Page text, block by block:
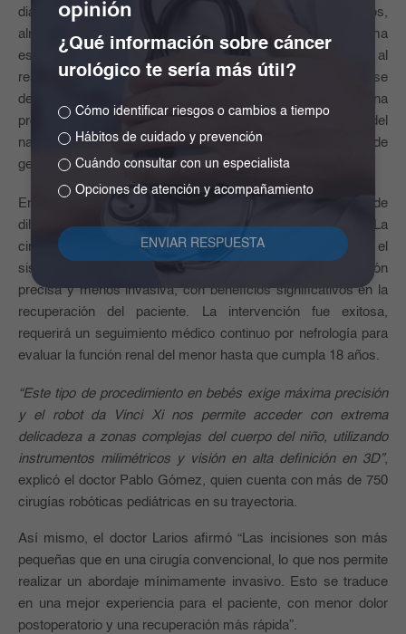
diagnósticos prenatales. En la mayoría de los casos,
alrededor del 80%, la hidronefrosis se resuelve de forma
espontánea durante el embarazo o se evidencia su mejoría, al
realizar una primera ecografía posnatal. Sin embargo, si se
detecta en el segundo trimestre del embarazo, hay una
probabilidad de hasta el 80% de que persista después del
nacimiento. Cuando se identifica en el tercer trimestre de
gestación, suele requerir intervención especializada.
En este caso, tras una valoración cuidadosa del grado de
dilatación, se determinó que el bebé debía ser intervenido. La
cirugía, realizada el 29 de mayo, fue llevada a cabo con el
sistema robótico da Vinci Xi, lo que permitió una intervención
precisa y menos invasiva, con beneficios significativos en la
recuperación del paciente. La intervención fue exitosa,
requerirá un seguimiento médico continuo por nefrología para
evaluar la función renal del menor hasta que cumpla 18 años.
“Este tipo de procedimiento en bebés exige máxima precisión
y el robot da Vinci Xi nos permite acceder con extrema
delicadeza a zonas complejas del cuerpo del niño, utilizando
instrumentos milimétricos y visión en alta definición en 3D”,
explicó el doctor Pablo Gómez, quien cuenta con más de 750
cirugías robóticas pediátricas en su trayectoria.
Así mismo, el doctor Larios afirmó “Las incisiones son más
pequeñas que en una cirugía convencional, lo que nos permite
realizar un abordaje mínimamente invasivo. Esto se traduce
en una mejor experiencia para el paciente, con menor dolor
postoperatorio y una recuperación más rápida”.
opinión
¿Qué información sobre cáncer
urológico te sería más útil?
Cómo identificar riesgos o cambios a tiempo
Hábitos de cuidado y prevención
Cuándo consultar con un especialista
Opciones de atención y acompañamiento